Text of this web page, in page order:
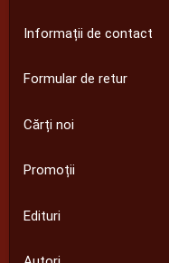
Informații de contact
Formular de retur
Cărți noi
Promoții
Edituri